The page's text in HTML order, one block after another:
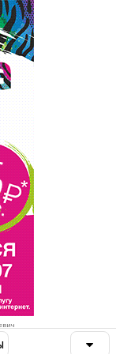
Страхование
организации